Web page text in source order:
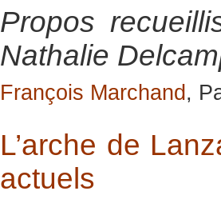
Propos
Nathalie
François Marchand ,
L’arche de
actuels